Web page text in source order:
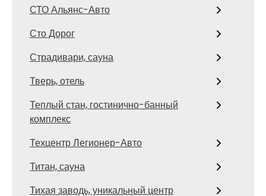
СТО Альянс-Авто
Сто Дорог
Страдивари, сауна
Тверь, отель
Теплый стан, гостинично-банный
комплекс
Техцентр Легионер-Авто
Титан, сауна
Тихая заводь, уникальный центр